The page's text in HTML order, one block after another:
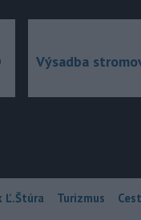
Výsadba
Ľ.Štúra Turizmus